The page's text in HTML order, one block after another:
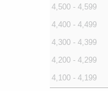
4,500 - 4,599
4,400 - 4,499
4,300 - 4,399
4,200 - 4,299
4,100 - 4,199